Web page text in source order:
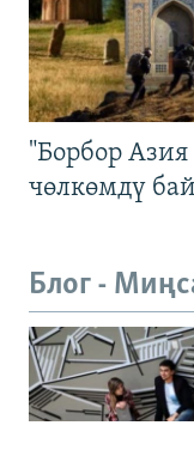
"Борбор
чөлкөмдү
Блог -